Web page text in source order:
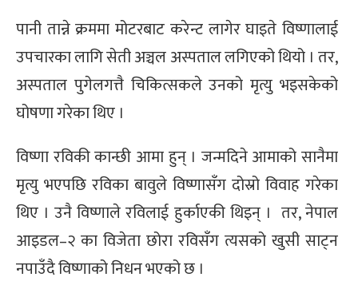
पानी तान्ने क्रममा मोटरबाट करेन्ट लागेर घाइते विष्णालाई
उपचारका लागि सेती अञ्चल अस्पताल लगिएको थियो । तर,
अस्पताल पुगेलगत्तै चिकित्सकले उनको मृत्यु भइसकेको
घोषणा गरेका थिए ।
विष्णा रविकी कान्छी आमा हुन् । जन्मदिने आमाको सानैमा
मृत्यु भएपछि रविका बावुले विष्णासँग दोस्रो विवाह गरेका
थिए । उनै विष्णाले रविलाई हुर्काएकी थिइन् । तर, नेपाल
आइडल–२ का विजेता छोरा रविसँग त्यसको खुसी साट्न
नपाउँदै विष्णाको निधन भएको छ ।